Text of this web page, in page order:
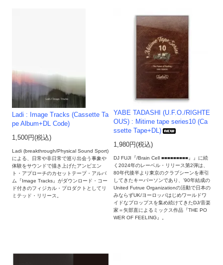
Ladi : Image Tracks (Cassette Ta
pe Album+DL Code)
1,500円(税込)
Ladi (breakthrough/Physical Sound Sport)
による、日常や非日常で巡り出会う事象や
体験をサウンドで描き上げたアンビエン
ト・アプローチのカセットテープ・アルバ
ム『Image Tracks』がダウンロード・コー
ド付きのフィジカル・プロダクトとしてリ
ミテッド・リリース。
YABE TADASHI (U.F.O./RIGHTE
OUS) : Mitime tape series10 (Ca
ssette Tape+DL)
1,980円(税込)
DJ FUJI『/Brain Cell ■■■■■■■■■』』に続
く2024年のレーベル・リリース第2弾は、
80年代後半より東京のクラブシーンを牽引
してきたキーパーソンであり、’90年結成の
United Futrue Organizationの活動で日本の
みならずUK/ヨーロッパはじめワールドワ
イドなプロップスを集め続けてきたDJ/音楽
家＝矢部直によるミックス作品『THE PO
WER OF FEELING』。